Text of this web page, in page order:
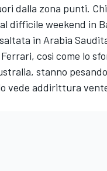
dalla zona punti.
difficile weekend in
in Arabia
Ferrari, così come lo
stanno
vede addirittura